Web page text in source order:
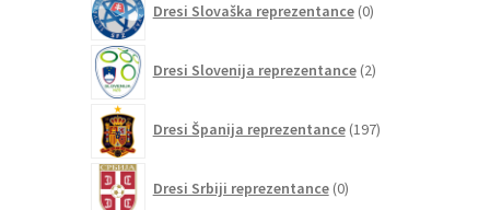
Dresi Slovaška reprezentance 0izdelkov
Dresi Slovenija reprezentance 2izdelka
Dresi Španija reprezentance 197izdelkov
Dresi Srbiji reprezentance 0izdelkov